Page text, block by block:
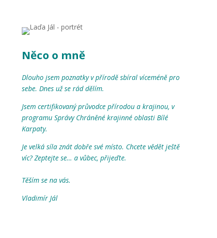
Něco o mně
Dlouho jsem poznatky v přírodě sbíral víceméně pro
sebe. Dnes už se rád dělím.
Jsem certifikovaný průvodce přírodou a krajinou, v
programu Správy Chráněné krajinné oblasti Bílé
Karpaty.
Je velká síla znát dobře své místo. Chcete vědět ještě
víc?Zeptejte se… a vůbec, přijeďte.
Těším se na vás.
Vladimír Jál